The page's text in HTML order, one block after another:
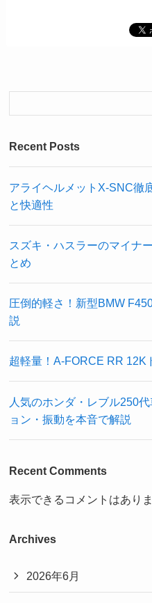
Recent Posts
アライヘルメットX-SNC徹
と快適性
スズキ・ハスラーのマイナ
とめ
圧倒的軽さ！新型BMW
説
超軽量！A-FORCE RR 12K
人気のホンダ・レブル250
ョン・振動を本音で解説
Recent Comments
表示できるコメントはありま
Archives
2026年6月